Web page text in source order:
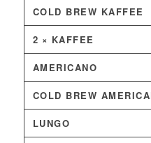
COLD BREW KAFFEE
2 × KAFFEE
AMERICANO
COLD BREW
LUNGO